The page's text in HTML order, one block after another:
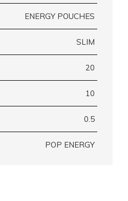
ENERGY POUCHES
SLIM
20
10
0.5
POP ENERGY